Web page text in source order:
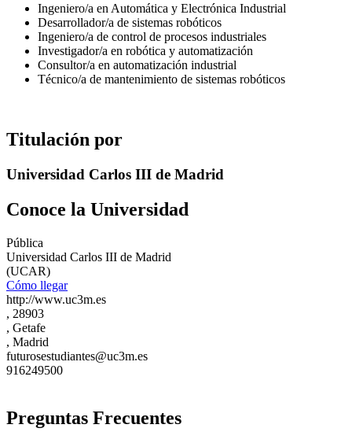
Ingeniero/a en Automática y Electrónica Industrial
Desarrollador/a de sistemas robóticos
Ingeniero/a de control de procesos industriales
Investigador/a en robótica y automatización
Consultor/a en automatización industrial
Técnico/a de mantenimiento de sistemas robóticos
Titulación por
Universidad Carlos III de Madrid
Conoce la Universidad
Pública
Universidad Carlos III de Madrid
(UCAR)
Cómo llegar
http://www.uc3m.es
, 28903
, Getafe
, Madrid
futurosestudiantes@uc3m.es
916249500
Preguntas Frecuentes